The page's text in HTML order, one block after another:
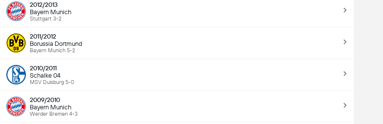
2012/2013
Bayern Munich
Stuttgart 3-2
2011/2012
Borussia Dortmund
Bayern Munich 5-2
2010/2011
Schalke 04
MSV Duisburg 5-0
2009/2010
Bayern Munich
Werder Bremen 4-3